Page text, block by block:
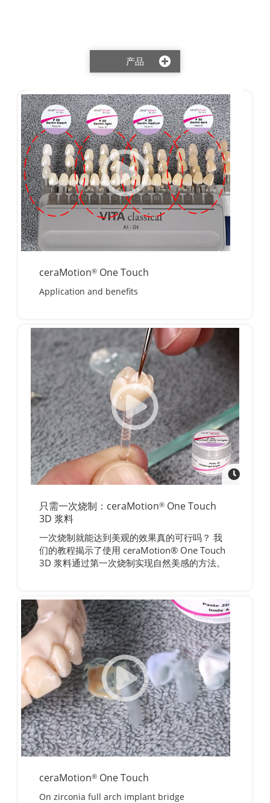
产品
ceraMotion® One Touch
Application and benefits
只需一次烧制：ceraMotion® One Touch
3D 浆料
一次烧制就能达到美观的效果真的可行吗？ 我
们的教程揭示了使用 ceraMotion® One Touch
3D 浆料通过第一次烧制实现自然美感的方法。
ceraMotion® One Touch
On zirconia full arch implant bridge